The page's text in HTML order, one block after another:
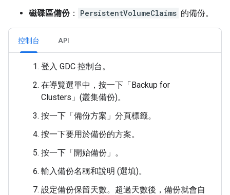
磁碟區備份： PersistentVolumeClaims 的備份。
控制台 API
登入 GDC 控制台。
在導覽選單中，按一下「Backup for
Clusters」(叢集備份)。
按一下「備份方案」 分頁標籤。
按一下要用於備份的方案。
按一下「開始備份」 。
輸入備份名稱和說明 (選填)。
設定備份保留天數。超過天數後，備份就會自